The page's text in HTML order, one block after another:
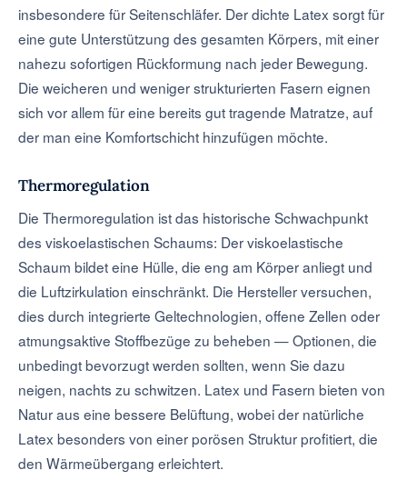
insbesondere für Seitenschläfer. Der dichte Latex sorgt für
eine gute Unterstützung des gesamten Körpers, mit einer
nahezu sofortigen Rückformung nach jeder Bewegung.
Die weicheren und weniger strukturierten Fasern eignen
sich vor allem für eine bereits gut tragende Matratze, auf
der man eine Komfortschicht hinzufügen möchte.
Thermoregulation
Die Thermoregulation ist das historische Schwachpunkt
des viskoelastischen Schaums: Der viskoelastische
Schaum bildet eine Hülle, die eng am Körper anliegt und
die Luftzirkulation einschränkt. Die Hersteller versuchen,
dies durch integrierte Geltechnologien, offene Zellen oder
atmungsaktive Stoffbezüge zu beheben — Optionen, die
unbedingt bevorzugt werden sollten, wenn Sie dazu
neigen, nachts zu schwitzen. Latex und Fasern bieten von
Natur aus eine bessere Belüftung, wobei der natürliche
Latex besonders von einer porösen Struktur profitiert, die
den Wärmeübergang erleichtert.